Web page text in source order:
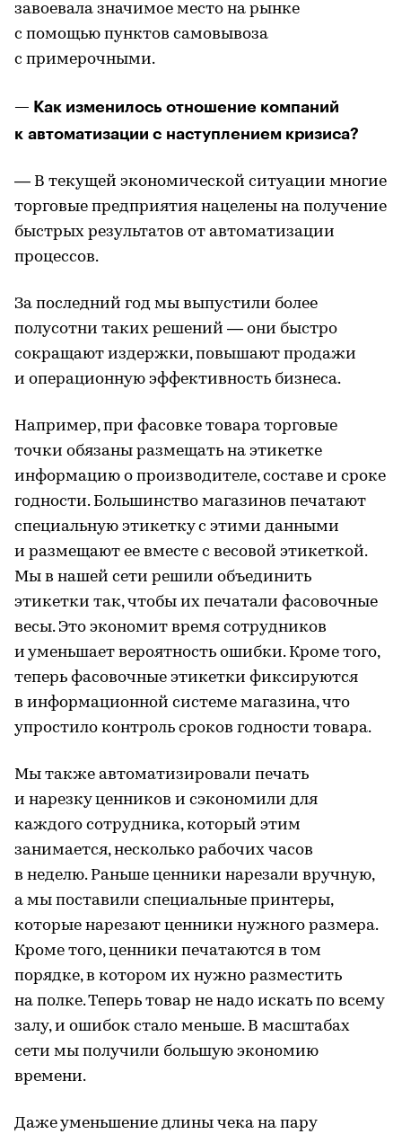
завоевала значимое место на рынке
с помощью пунктов самовывоза
с примерочными.
— Как изменилось отношение компаний
к автоматизации с наступлением кризиса?
— В текущей экономической ситуации многие
торговые предприятия нацелены на получение
быстрых результатов от автоматизации
процессов.
За последний год мы выпустили более
полусотни таких решений — они быстро
сокращают издержки, повышают продажи
и операционную эффективность бизнеса.
Например, при фасовке товара торговые
точки обязаны размещать на этикетке
информацию о производителе, составе и сроке
годности. Большинство магазинов печатают
специальную этикетку с этими данными
и размещают ее вместе с весовой этикеткой.
Мы в нашей сети решили объединить
этикетки так, чтобы их печатали фасовочные
весы. Это экономит время сотрудников
и уменьшает вероятность ошибки. Кроме того,
теперь фасовочные этикетки фиксируются
в информационной системе магазина, что
упростило контроль сроков годности товара.
Мы также автоматизировали печать
и нарезку ценников и сэкономили для
каждого сотрудника, который этим
занимается, несколько рабочих часов
в неделю. Раньше ценники нарезали вручную,
а мы поставили специальные принтеры,
которые нарезают ценники нужного размера.
Кроме того, ценники печатаются в том
порядке, в котором их нужно разместить
на полке. Теперь товар не надо искать по всему
залу, и ошибок стало меньше. В масштабах
сети мы получили большую экономию
времени.
Даже уменьшение длины чека на пару